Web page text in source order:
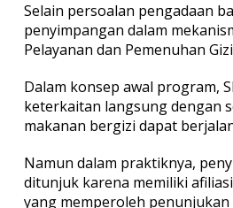
Selain persoalan pengadaan
penyimpangan dalam
Pelayanan dan Pemenuhan Gizi
Dalam konsep awal program,
keterkaitan langsung dengan
makanan bergizi dapat
Namun dalam praktiknya,
ditunjuk karena memiliki
yang memperoleh